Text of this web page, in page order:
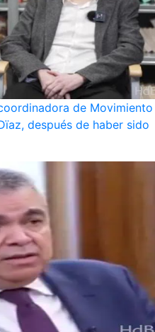
de Movimiento
después de haber sido